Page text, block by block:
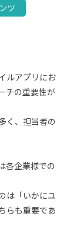
ツ
ルアプリにお
チの重要性が
く、担当者の
各企業様での
は「いかにユ
らも重要であ